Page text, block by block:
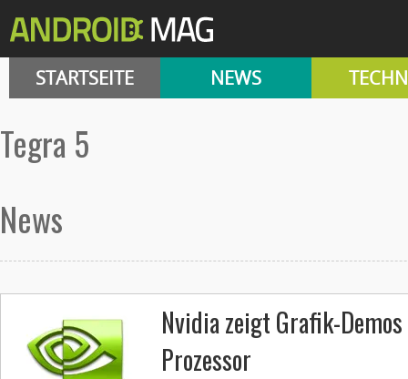
STARTSEITE NEWS
tegra 5
News
Nvidia zeigt Grafik-
Prozessor